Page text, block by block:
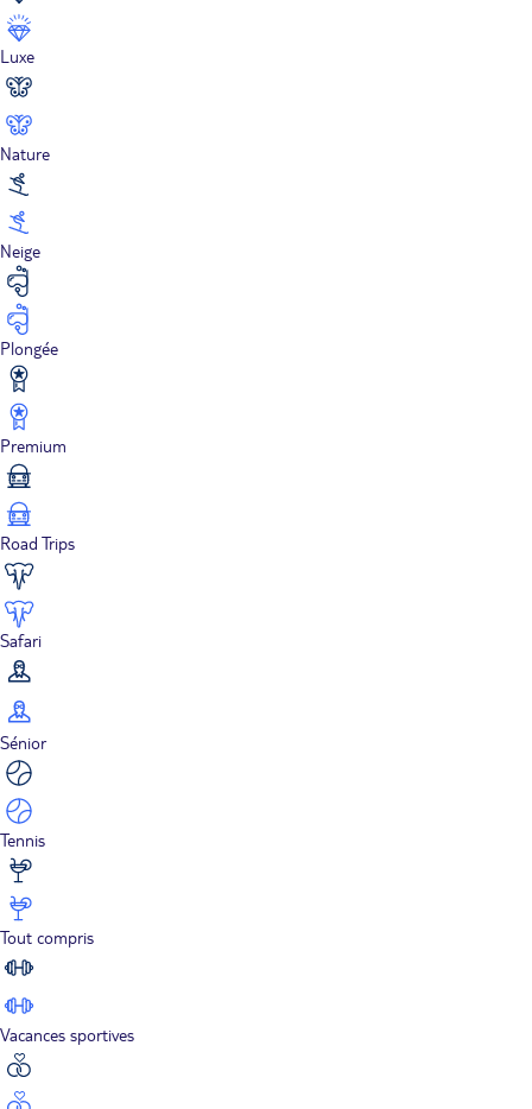
Luxe
Nature
Neige
Plongée
Premium
Road Trips
Safari
Sénior
Tennis
Tout compris
Vacances sportives